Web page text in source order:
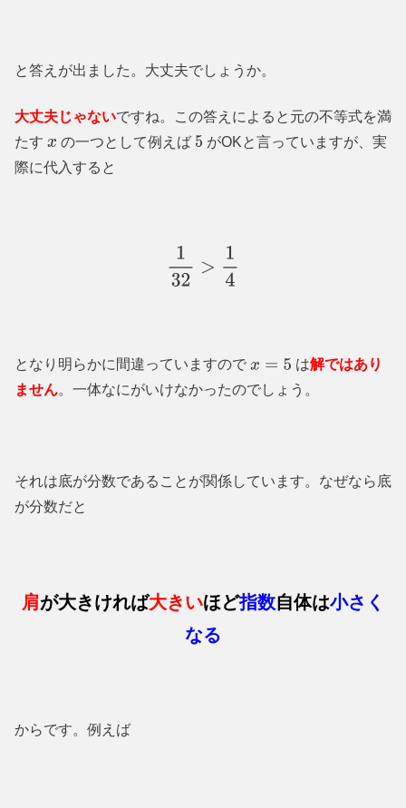
と答えが出ました。大丈夫でしょうか。
大丈夫じゃないですね。この答えによると元の不等式を満
たす x の一つとして例えば 5 がOKと言っていますが、実
際に代入すると
132> 4
となり明らかに間違っていますので x= 5 は解ではあり
ません。一体なにがいけなかったのでしょう。
それは底が分数であることが関係しています。なぜなら底
が分数だと
肩が大きければ大きいほど指数自体は小さく
なる
からです。例えば